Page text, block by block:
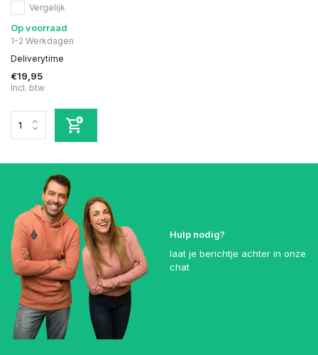
Vergelijk
Op voorraad
1-2 Werkdagen
Deliverytime
€19,95
Incl. btw
Hulp nodig?
laat je berichtje achter in onze
chat